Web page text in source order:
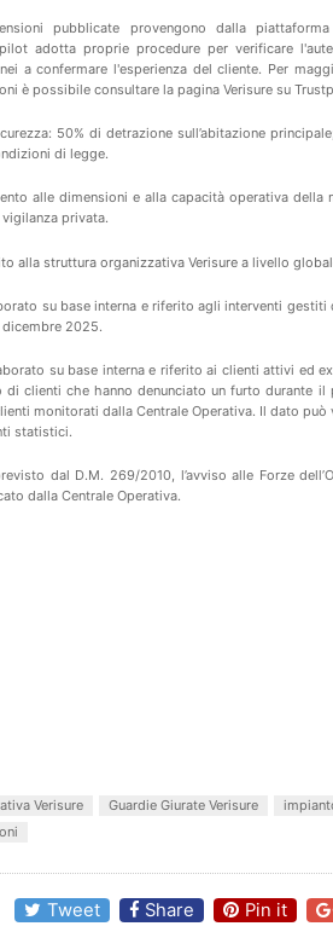
pubblicate provengono dalla
adotta proprie procedure per verificare
a confermare l'esperienza del cliente. Per
è possibile consultarela paginaVerisure su
50% di detrazione sull’abitazione
di legge.
alle dimensioni e alla capacità operativa
privata.
alla struttura organizzativa Verisure a livello
su base interna e riferito agli interventi gestiti
dicembre 2025.
su base interna e riferito ai clienti attivi ed
di clienti che hanno denunciato un furto durante
monitorati dalla Centrale Operativa. Il dato
statistici.
dal D.M. 269/2010, l’avviso alle Forze
dalla Centrale Operativa.
Verisure Guardie Giurate Verisure
Tweet Share Pin it